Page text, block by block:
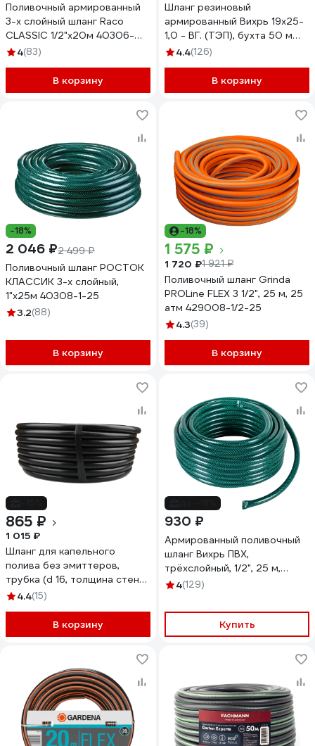
Поливочный армированный
3-х слойный шланг Raco
CLASSIC 1/2"x20м 40306-
1/2-20_z01
4(83)
В корзину
Шланг резиновый
армированный Вихрь 19х25-
1,0 - ВГ. (ТЭП), бухта 50 м
(чёрный) 73/7/2/3
4.4(126)
В корзину
-18%
2 046 ₽2 499 ₽
Поливочный шланг РОСТОК
КЛАССИК 3-х слойный,
1"х25м 40308-1-25
3.2(88)
В корзину
-18%
1 575 ₽
1 720 ₽1 921 ₽
Поливочный шланг Grinda
PROLine FLEX 3 1/2", 25 м, 25
атм 429008-1/2-25
4.3(39)
В корзину
865 ₽
1 015 ₽
Шланг для капельного
полива без эмиттеров,
трубка (d 16, толщина стенки
1,3 мм) Бухта 25 М
4.4(15)
В корзину
930 ₽
Армированный поливочный
шланг Вихрь ПВХ,
трёхслойный, 1/2", 25 м,
зелёный 73/7/2/13
4(129)
Купить